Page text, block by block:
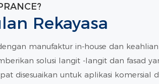
Rekayasa
manufaktur in-house dan
solusi langit -langit dan fasad
disesuaikan untuk aplikasi komersial